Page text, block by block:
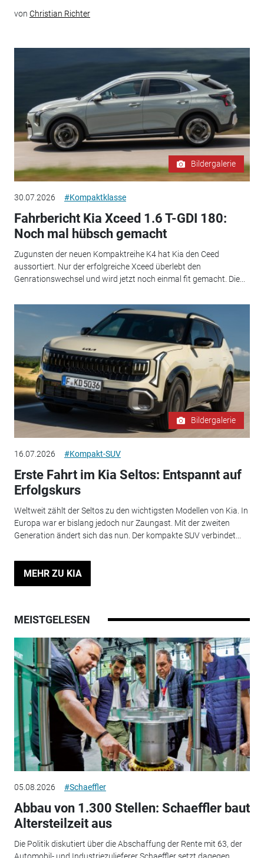
von Christian Richter
Bildergalerie
30.07.2026 #Kompaktklasse
Fahrbericht Kia Xceed 1.6 T-GDI 180:
Noch mal hübsch gemacht
Zugunsten der neuen Kompaktreihe K4 hat Kia den Ceed
aussortiert. Nur der erfolgreiche Xceed überlebt den
Genrationswechsel und wird jetzt noch einmal fit gemacht. Die...
Bildergalerie
16.07.2026 #Kompakt-SUV
Erste Fahrt im Kia Seltos: Entspannt auf
Erfolgskurs
Weltweit zählt der Seltos zu den wichtigsten Modellen von Kia. In
Europa war er bislang jedoch nur Zaungast. Mit der zweiten
Generation ändert sich das nun. Der kompakte SUV verbindet...
MEHR ZU KIA
MEISTGELESEN
05.08.2026 #Schaeffler
Abbau von 1.300 Stellen: Schaeffler baut
Altersteilzeit aus
Die Politik diskutiert über die Abschaffung der Rente mit 63, der